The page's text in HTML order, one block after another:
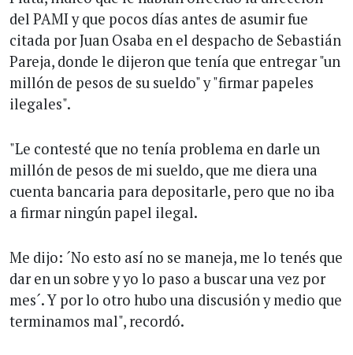
del PAMI y que pocos días antes de asumir fue
citada por Juan Osaba en el despacho de Sebastián
Pareja, donde le dijeron que tenía que entregar "un
millón de pesos de su sueldo" y "firmar papeles
ilegales".
"Le contesté que no tenía problema en darle un
millón de pesos de mi sueldo, que me diera una
cuenta bancaria para depositarle, pero que no iba
a firmar ningún papel ilegal.
Me dijo: ´No esto así no se maneja, me lo tenés que
dar en un sobre y yo lo paso a buscar una vez por
mes´. Y por lo otro hubo una discusión y medio que
terminamos mal", recordó.